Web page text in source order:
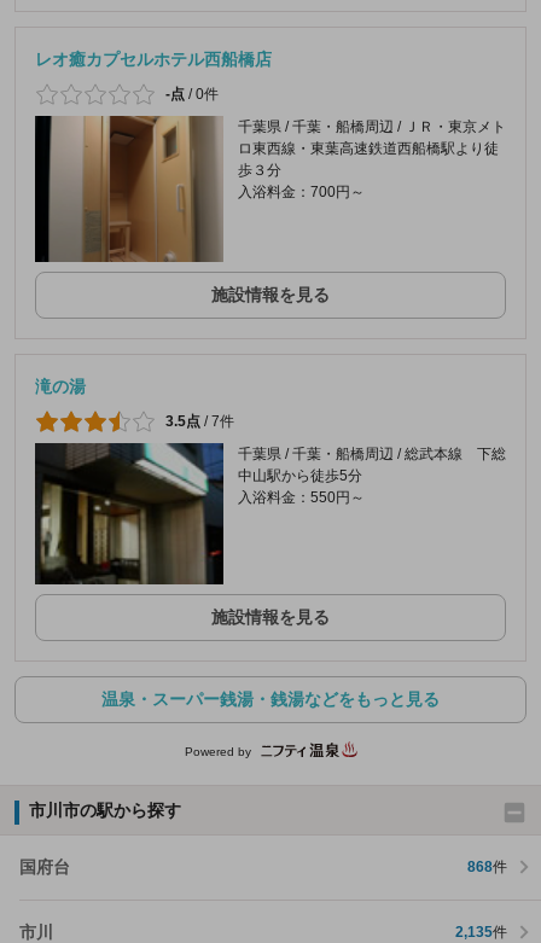
レオ癒カプセルホテル西船橋店
-点 /0件
千葉県 / 千葉・船橋周辺 / ＪＲ・東京メト
ロ東西線・東葉高速鉄道西船橋駅より徒
歩３分
入浴料金：700円～
施設情報を見る
滝の湯
3.5点 /7件
千葉県 / 千葉・船橋周辺 / 総武本線 下総
中山駅から徒歩5分
入浴料金：550円～
施設情報を見る
温泉・スーパー銭湯・銭湯などをもっと見る
Powered by
市川市の駅から探す
国府台 868件
市川 2,135件